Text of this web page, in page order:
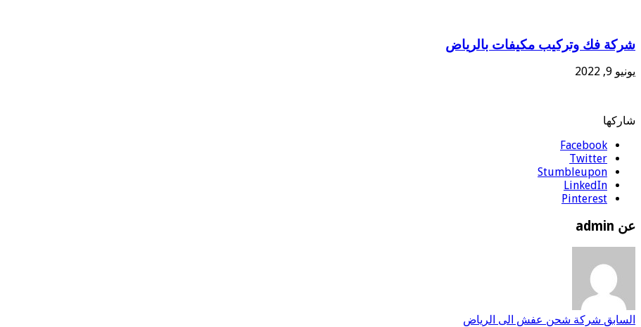
شركة فك وتركيب مكيفات بالرياض
يونيو 9, 2022
شاركها
Facebook
Twitter
Stumbleupon
LinkedIn
Pinterest
عن admin
السابق شركة شحن عفش الى الرياض